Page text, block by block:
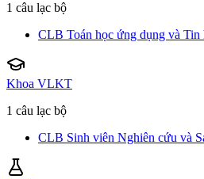
1 câu lạc bộ
CLB Toán học ứng dụng và Tin
Khoa VLKT
1 câu lạc bộ
CLB Sinh viên Nghiên cứu và